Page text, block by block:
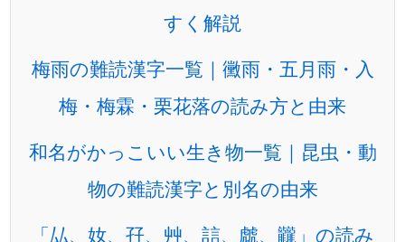
すく解説
梅雨の難読漢字一覧｜黴雨・五月雨・入
梅・梅霖・栗花落の読み方と由来
和名がかっこいい生き物一覧｜昆虫・動
物の難読漢字と別名の由来
「厸、奻、孖、艸、誩、虤、龖」の読み